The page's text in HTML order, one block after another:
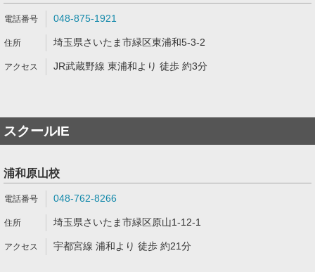
048-875-1921
埼玉県さいたま市緑区東浦和5-3-2
JR武蔵野線 東浦和より 徒歩 約3分
スクールIE
浦和原山校
048-762-8266
埼玉県さいたま市緑区原山1-12-1
宇都宮線 浦和より 徒歩 約21分